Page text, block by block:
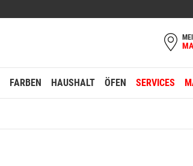
FARBEN HAUSHALT ÖFEN SERVICES